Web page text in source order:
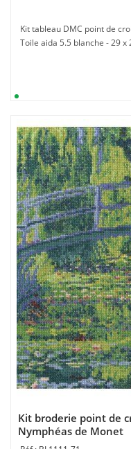
Kit tableau DMC point de
Toile aida 5.5 blanche - 29 x
Kit broderie point de
Nymphéas de Monet